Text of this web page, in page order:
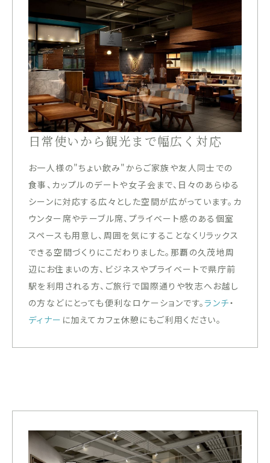
日常使いから観光まで幅広く対応
お一人様の"ちょい飲み"からご家族や友人同士での
食事、カップルのデートや女子会まで、日々のあらゆる
シーンに対応する広々とした空間が広がっています。カ
ウンター席やテーブル席、プライベート感のある個室
スペースも用意し、周囲を気にすることなくリラックス
できる空間づくりにこだわりました。那覇の久茂地周
辺にお住まいの方、ビジネスやプライベートで県庁前
駅を利用される方、ご旅行で国際通りや牧志へお越し
の方などにとっても便利なロケーションです。ランチ・
ディナー に加えてカフェ休憩にもご利用ください。